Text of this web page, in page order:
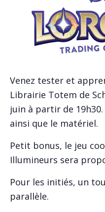
Venez tester et
Librairie Totem de
juin à partir de
ainsi que le matériel.
Petit bonus, le jeu
Illumineurs sera
Pour les initiés, un
parallèle.